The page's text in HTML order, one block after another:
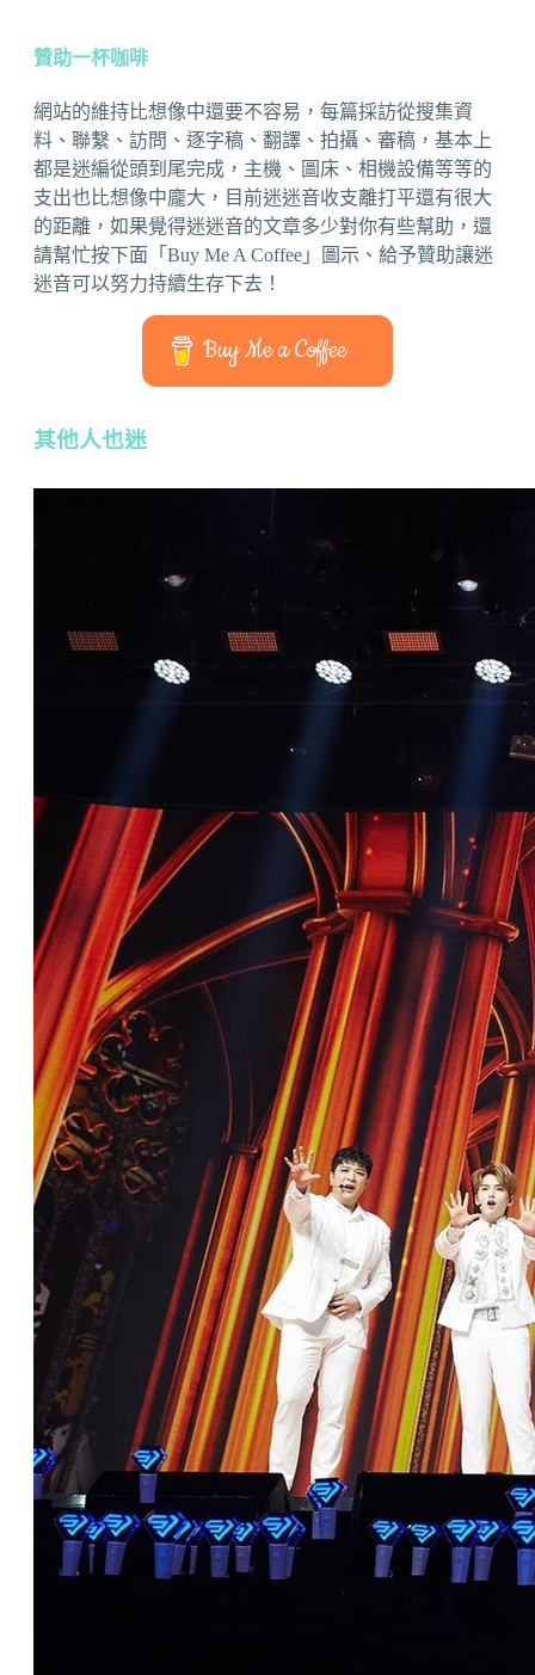
贊助一杯咖啡
網站的維持比想像中還要不容易，每篇採訪從搜集資
料、聯繫、訪問、逐字稿、翻譯、拍攝、審稿，基本上
都是迷編從頭到尾完成，主機、圖床、相機設備等等的
支出也比想像中龐大，目前迷迷音收支離打平還有很大
的距離，如果覺得迷迷音的文章多少對你有些幫助，還
請幫忙按下面「Buy Me A Coffee」圖示、給予贊助讓迷
迷音可以努力持續生存下去！
Buy Me a Coffee
其他人也迷